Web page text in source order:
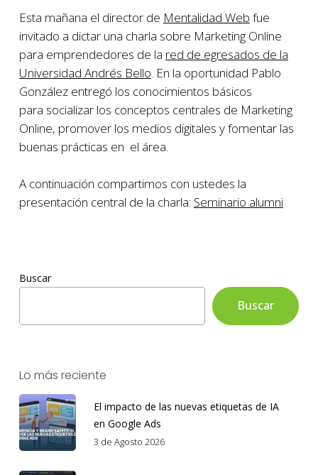
Esta mañana el director de Mentalidad Web fue
invitado a dictar una charla sobre Marketing Online
para emprendedores de la red de egresados de la
Universidad Andrés Bello. En la oportunidad Pablo
González entregó los conocimientos básicos
para socializar los conceptos centrales de Marketing
Online, promover los medios digitales y fomentar las
buenas prácticas en el área.
A continuación compartimos con ustedes la
presentación central de la charla: Seminario alumni
Buscar
Buscar
Lo más reciente
El impacto de las nuevas etiquetas de IA
en Google Ads
3 de Agosto 2026